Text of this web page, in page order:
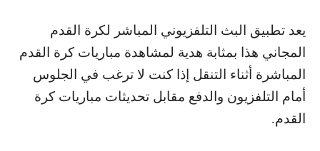
يعد تطبيق البث التلفزيوني المباشر لكرة القدم
المجاني هذا بمثابة هدية لمشاهدة مباريات كرة القدم
المباشرة أثناء التنقل إذا كنت لا ترغب في الجلوس
أمام التلفزيون والدفع مقابل تحديثات مباريات كرة
القدم.